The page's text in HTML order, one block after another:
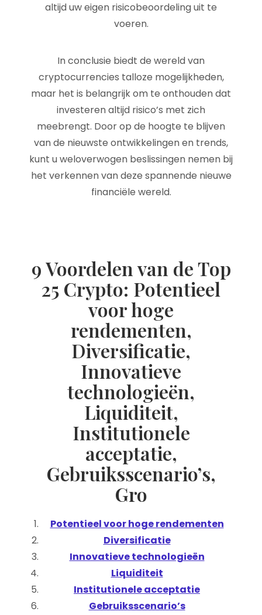
altijd uw eigen risicobeoordeling uit te
voeren.
In conclusie biedt de wereld van
cryptocurrencies talloze mogelijkheden,
maar het is belangrijk om te onthouden dat
investeren altijd risico’s met zich
meebrengt. Door op de hoogte te blijven
van de nieuwste ontwikkelingen en trends,
kunt u weloverwogen beslissingen nemen bij
het verkennen van deze spannende nieuwe
financiële wereld.
9 Voordelen van de Top
25 Crypto: Potentieel
voor hoge
rendementen,
Diversificatie,
Innovatieve
technologieën,
Liquiditeit,
Institutionele
acceptatie,
Gebruiksscenario’s,
Gro
Potentieel voor hoge rendementen
Diversificatie
Innovatieve technologieën
Liquiditeit
Institutionele acceptatie
Gebruiksscenario’s